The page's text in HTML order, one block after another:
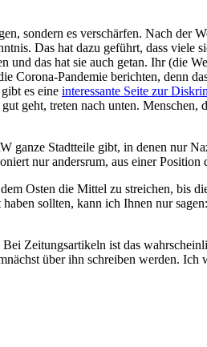
son­dern es ver­schär­fen. Nach der
Das hat dazu geführt, dass vie­le
das hat sie auch getan. Ihr (die
Coro­na-Pan­de­mie berich­ten, denn
es eine inter­es­san­te Sei­te zur
geht, tre­ten nach unten. Men­schen,
gan­ze Stadt­tei­le gibt, in denen nur
nur anders­rum, aus einer Posi­ti­on
Osten die Mit­tel zu strei­chen, bis
soll­ten, kann ich Ihnen nur
Bei Zei­tungs­ar­ti­keln ist das
über ihn schrei­ben wer­den. Ich